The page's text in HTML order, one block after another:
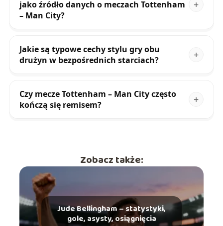
jako źródło danych o meczach Tottenham
– Man City?
Jakie są typowe cechy stylu gry obu
drużyn w bezpośrednich starciach?
Czy mecze Tottenham – Man City często
kończą się remisem?
Zobacz także:
Jude Bellingham – statystyki,
gole, asysty, osiągnięcia